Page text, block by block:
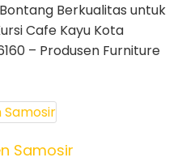
Berkualitas untuk
Cafe Kayu Kota
– Produsen Furniture
Samosir